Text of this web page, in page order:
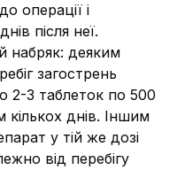
операції і
після неї.
набряк: деяким
загострень
2-3 таблеток по 500
днів. Іншим
у тій же дозі
від перебігу